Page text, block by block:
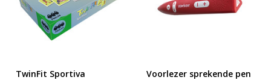
TwinFit Sportiva Voorlezer sprekende pen